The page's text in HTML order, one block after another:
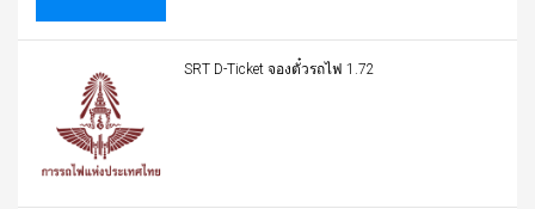
SRT D-Ticket จองตั๋วรถไฟ 1.72